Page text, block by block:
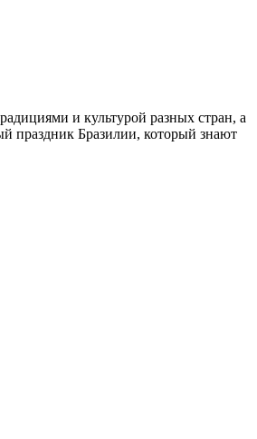
и культурой разных стран, а
праздник Бразилии, который знают